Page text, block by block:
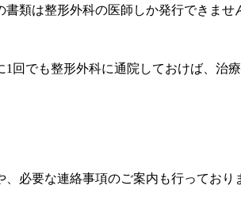
類は整形外科の医師しか発行できませ
でも整形外科に通院しておけば、治
必要な連絡事項のご案内も行ってお